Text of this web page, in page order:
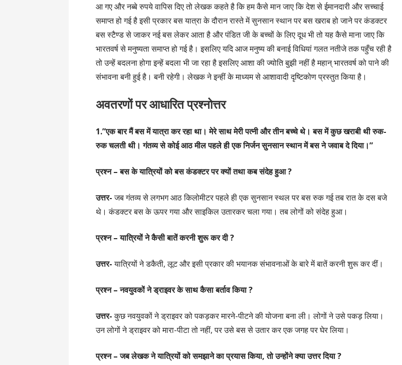
आ गए और नब्बे रुपये वापिस दिए तो लेखक कहते है कि हम कैसे मान जाए कि देश से ईमानदारी और सच्चाई
समाप्त हो गई है इसी प्रकार बस यात्रा के दौरान रास्ते में सुनसान स्थान पर बस खराब हो जाने पर कंडक्टर
बस स्टैण्ड से जाकर नई बस लेकर आता है और पंडित जी के बच्चों के लिए दूध भी तो यह कैसे माना जाए कि
भारतवर्ष से मनुष्यता समाप्त हो गई है। इसलिए यदि आज मनुष्य की बनाई विधियां गलत नतीजे तक पहुँच रही है
तो उन्हें बदलना होगा इन्हें बदला भी जा रहा है इसलिए आशा की ज्योति बुझी नहीं है महान् भारतवर्ष को पाने की
संभावना बनी हुई है। बनी रहेगी। लेखक ने इन्हीं के माध्यम से आशावादी दृष्टिकोण प्रस्तुत किया है।
अवतरणों पर आधारित प्रश्नोत्तर
1.”एक बार मैं बस में यात्रा कर रहा था। मेरे साथ मेरी पत्नी और तीन बच्चे थे। बस में कुछ खराबी थी रुक-
रुक चलती थी। गंतव्य से कोई आठ मील पहले ही एक निर्जन सुनसान स्थान में बस ने जवाब दे दिया।”
प्रश्न – बस के यात्रियों को बस कंडक्टर पर क्यों तथा कब संदेह हुआ ?
उत्तर-जब गंतव्य से लगभग आठ किलोमीटर पहले ही एक सुनसान स्थल पर बस रुक गई तब रात के दस बजे
थे। कंडक्टर बस के ऊपर गया और साइकिल उतारकर चला गया। तब लोगों को संदेह हुआ।
प्रश्न – यात्रियों ने कैसी बातें करनी शुरू कर दी ?
उत्तर-यात्रियों ने डकैती, लूट और इसी प्रकार की भयानक संभावनाओं के बारे में बातें करनी शुरू कर दीं।
प्रश्न – नवयुवकों ने ड्राइवर के साथ कैसा बर्ताव किया ?
उत्तर-कुछ नवयुवकों ने ड्राइवर को पकड़कर मारने-पीटने की योजना बना ली। लोगों ने उसे पकड़ लिया।
उन लोगों ने ड्राइवर को मारा-पीटा तो नहीं, पर उसे बस से उतार कर एक जगह पर घेर लिया।
प्रश्न – जब लेखक ने यात्रियों को समझाने का प्रयास किया, तो उन्होंने क्या उत्तर दिया ?